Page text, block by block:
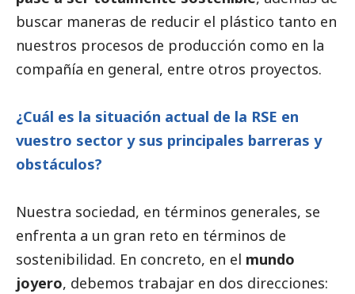
buscar maneras de reducir el plástico tanto en
nuestros procesos de producción como en la
compañía en general, entre otros proyectos.
¿Cuál es la situación actual de la RSE en
vuestro sector y sus principales barreras y
obstáculos?
Nuestra sociedad, en términos generales, se
enfrenta a un gran reto en términos de
sostenibilidad. En concreto, en el mundo
joyero, debemos trabajar en dos direcciones: